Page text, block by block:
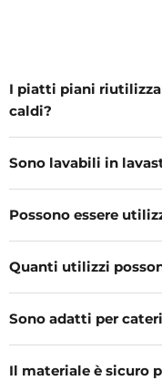
I piatti piani
caldi?
Sono lavabili in
Possono essere
Quanti utilizzi
Sono adatti per
Il materiale è sicuro